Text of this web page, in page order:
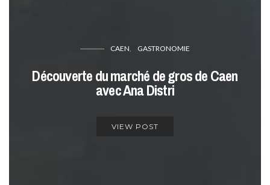
CAEN GASTRONOMIE
Découverte du marché de gros de Caen
avec Ana Distri
VIEW POST